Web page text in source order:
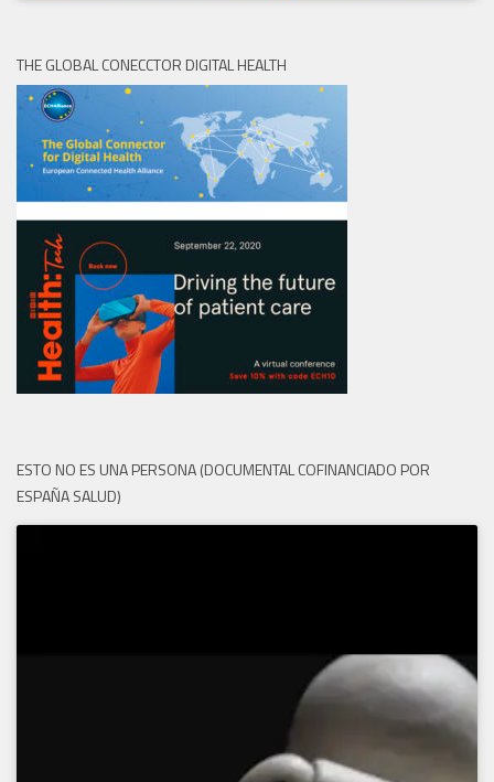
THE GLOBAL CONECCTOR DIGITAL HEALTH
ESTO NO ES UNA PERSONA (DOCUMENTAL COFINANCIADO POR
ESPAÑA SALUD)